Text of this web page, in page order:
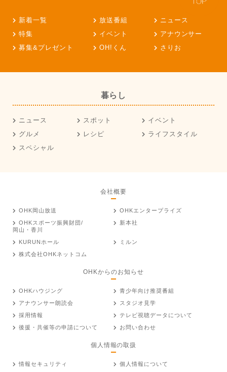
新着一覧 放送番組
ニュース
特集
イベント
アナウンサー
募集&プレゼント
OH!くん さりお
暮らし
ニュース スポット
イベント
グルメ
レシピ
ライフスタイル
スペシャル
会社概要
OHK岡山放送
OHKエンタープライズ
OHKスポーツ振興財団/
岡山・香川
新本社
KURUNホール
ミルン
株式会社OHKネットコム
OHKからのお知らせ
OHKハウジング
青少年向け推奨番組
アナウンサー朗読会
スタジオ見学
採用情報
テレビ視聴データについて
後援・共催等の申請について
お問い合わせ
個人情報の取扱
情報セキュリティ 個人情報について